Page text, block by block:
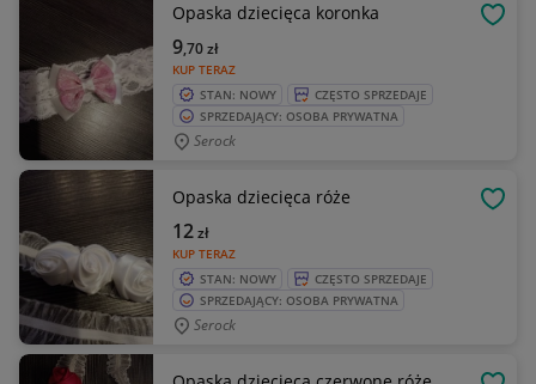
Opaska dziecięca koronka
KUP TERAZ
9,70zł
STAN: NOWY
CZĘSTO SPRZEDAJE
SPRZEDAJĄCY: OSOBA PRYWATNA
Serock
Opaska dziecięca róże
KUP TERAZ
12zł
STAN: NOWY
CZĘSTO SPRZEDAJE
SPRZEDAJĄCY: OSOBA PRYWATNA
Serock